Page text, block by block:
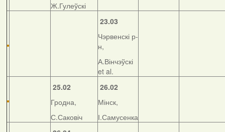
Ж.Гулеўскі
23.03
Чэрвенскі р-
н,
А.Вінчэўскі
et al.
25.02
Гродна,
С.Саковіч
26.02
Мінск,
І.Самусенка